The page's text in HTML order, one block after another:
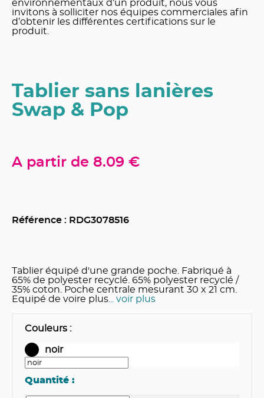
environnementaux d’un produit, nous vous
invitons à solliciter nos équipes commerciales afin
d’obtenir les différentes certifications sur le
produit.
Tablier sans lanières
Swap & Pop
A partir de 8.09 €
Référence : RDG3078516
Tablier équipé d'une grande poche. Fabriqué à
65% de polyester recyclé. 65% polyester recyclé /
35% coton. Poche centrale mesurant 30 x 21 cm.
Equipé de voire plus... voir plus
Couleurs :
noir
Quantité :